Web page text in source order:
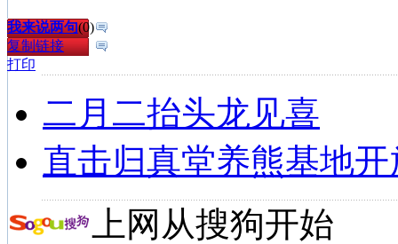
我来说两句(0)
复制链接
打印
二月二抬头龙见喜
直击归真堂养熊基地开
上网从搜狗开始